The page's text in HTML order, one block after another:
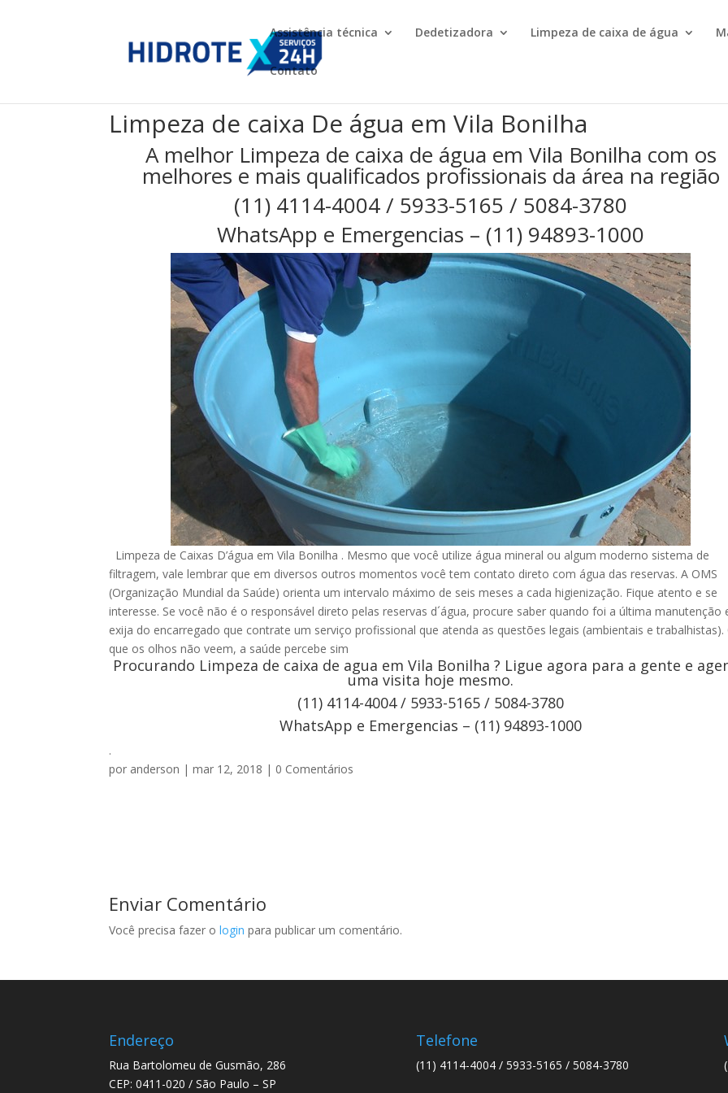
Assistência técnica Dedetizadora Limpeza de caixa de água
Contato
Limpeza de caixa De água em Vila Bonilha
A melhor Limpeza de caixa de água em Vila Bonilha com os
melhores e mais qualificados profissionais da área na região
(11) 4114-4004 / 5933-5165 / 5084-3780
WhatsApp e Emergencias – (11) 94893-1000
Limpeza de Caixas D’água em Vila Bonilha . Mesmo que você utilize água mineral ou algum moderno sistema de
filtragem, vale lembrar que em diversos outros momentos você tem contato direto com água das reservas. A OMS
(Organização Mundial da Saúde) orienta um intervalo máximo de seis meses a cada higienização. Fique atento e se
interesse. Se você não é o responsável direto pelas reservas d´água, procure saber quando foi a última manutenção
exija do encarregado que contrate um serviço profissional que atenda as questões legais (ambientais e trabalhistas).
que os olhos não veem, a saúde percebe sim
Procurando Limpeza de caixa de agua em Vila Bonilha ? Ligue agora para a gente e
uma visita hoje mesmo.
(11) 4114-4004 / 5933-5165 / 5084-3780
WhatsApp e Emergencias – (11) 94893-1000
.
por anderson |mar 12, 2018 | 0 Comentários
Enviar Comentário
Você precisa fazer ologin para publicar um comentário.
Endereço
Rua Bartolomeu de Gusmão, 286
CEP: 0411-020 / São Paulo – SP
Telefone
(11) 4114-4004 / 5933-5165 / 5084-3780